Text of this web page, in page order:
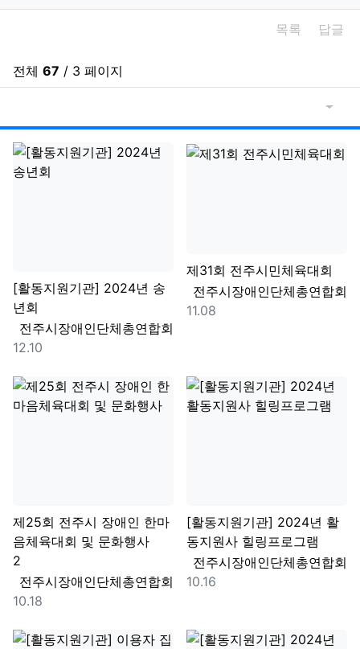
목록 답글
전체 67 / 3 페이지
날짜
[활동지원기관] 2024년 송
년회
등록자
전주시장애인단체총연합회
등록일
12.10
제31회 전주시민체육대회
등록자
전주시장애인단체총연합회
등록일
11.08
제25회 전주시 장애인 한마
음체육대회 및 문화행사
댓글
2
등록자
전주시장애인단체총연합회
등록일
10.18
[활동지원기관] 2024년 활
동지원사 힐링프로그램
등록자
전주시장애인단체총연합회
등록일
10.16